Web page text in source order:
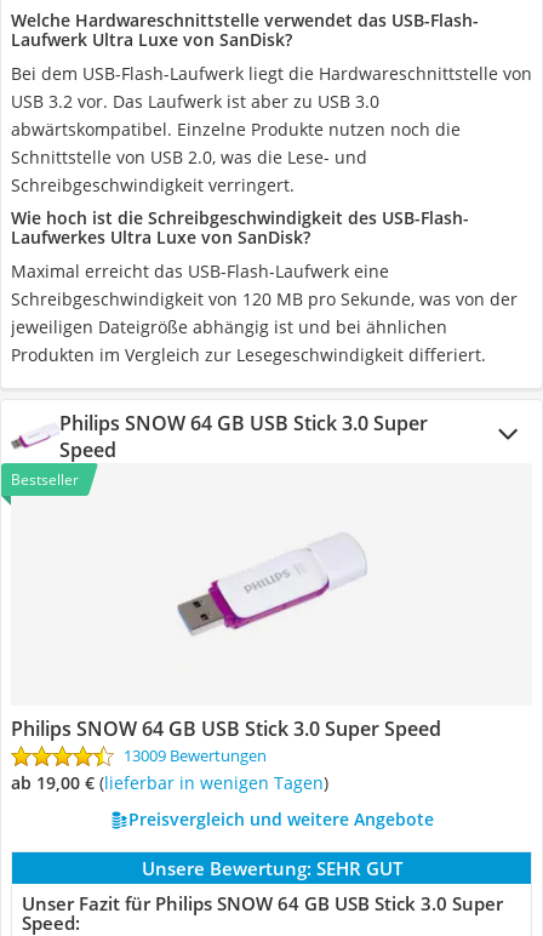
Welche Hardwareschnittstelle verwendet das USB-Flash-
Laufwerk Ultra Luxe von SanDisk?
Bei dem USB-Flash-Laufwerk liegt die Hardwareschnittstelle von
USB 3.2 vor. Das Laufwerk ist aber zu USB 3.0
abwärtskompatibel. Einzelne Produkte nutzen noch die
Schnittstelle von USB 2.0, was die Lese- und
Schreibgeschwindigkeit verringert.
Wie hoch ist die Schreibgeschwindigkeit des USB-Flash-
Laufwerkes Ultra Luxe von SanDisk?
Maximal erreicht das USB-Flash-Laufwerk eine
Schreibgeschwindigkeit von 120 MB pro Sekunde, was von der
jeweiligen Dateigröße abhängig ist und bei ähnlichen
Produkten im Vergleich zur Lesegeschwindigkeit differiert.
Philips SNOW 64 GB USB Stick 3.0 Super
Speed
Bestseller
Philips SNOW 64 GB USB Stick 3.0 Super Speed
13009 Bewertungen
ab 19,00 € ( Lieferbar in wenigen Tagen)
Preisvergleich und weitere Angebote
Unsere Bewertung: SEHR GUT
Unser Fazit für Philips SNOW 64 GB USB Stick 3.0 Super
Speed: